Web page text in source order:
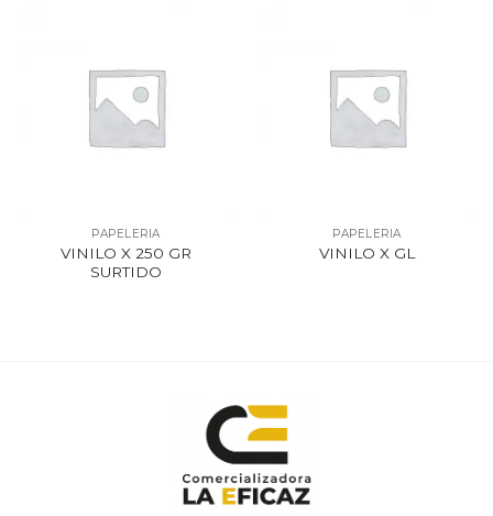
PAPELERIA
VINILO X 250 GR
SURTIDO
PAPELERIA
VINILO X GL